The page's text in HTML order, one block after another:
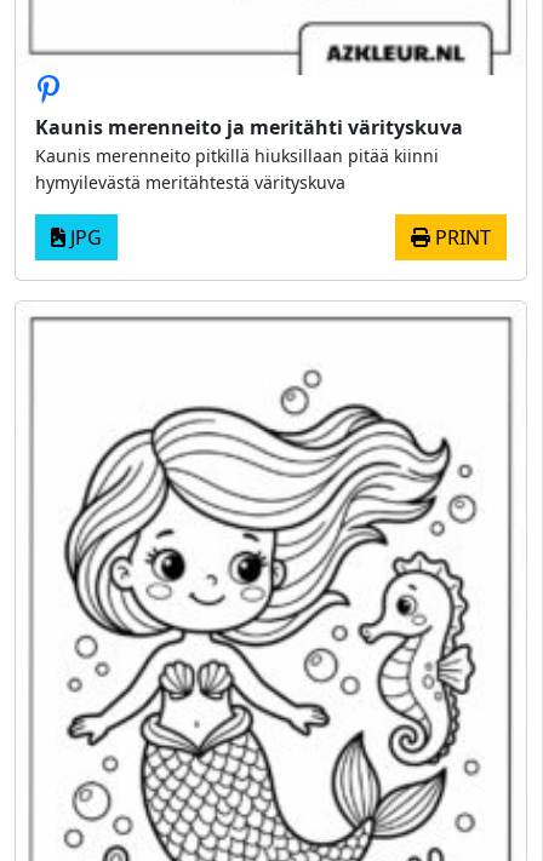
Kaunis merenneito ja meritähti värityskuva
Kaunis merenneito pitkillä hiuksillaan pitää kiinni
hymyilevästä meritähtestä värityskuva
JPG PRINT